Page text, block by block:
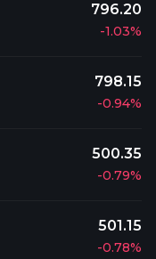
796.20
-1.03%
798.15
-0.94%
500.35
-0.79%
501.15
-0.78%